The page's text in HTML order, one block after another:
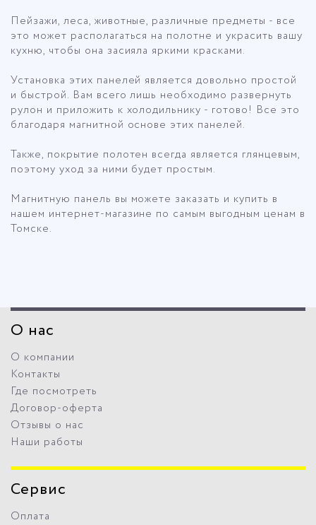
Пейзажи, леса, животные, различные предметы - все
это может располагаться на полотне и украсить вашу
кухню, чтобы она засияла яркими красками.
Установка этих панелей является довольно простой
и быстрой. Вам всего лишь необходимо развернуть
рулон и приложить к холодильнику - готово! Все это
благодаря магнитной основе этих панелей.
Также, покрытие полотен всегда является глянцевым,
поэтому уход за ними будет простым.
Магнитную панель вы можете заказать и купить в
нашем интернет-магазине по самым выгодным ценам в
Томске.
О нас
О компании
Контакты
Где посмотреть
Договор-оферта
Отзывы о нас
Наши работы
Сервис
Оплата